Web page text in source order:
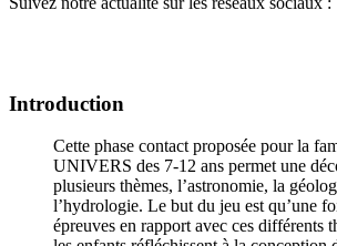
Introduction
Cette phase contact proposée pour la
UNIVERS des 7-12 ans permet une
plusieurs thèmes, l’astronomie, la
l’hydrologie. Le but du jeu est qu’une
épreuves en rapport avec ces différents